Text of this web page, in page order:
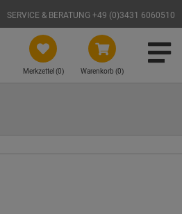
SERVICE & BERATUNG +49 (0)3431 6060510
Warenkorb (0)
Merkzettel (0)